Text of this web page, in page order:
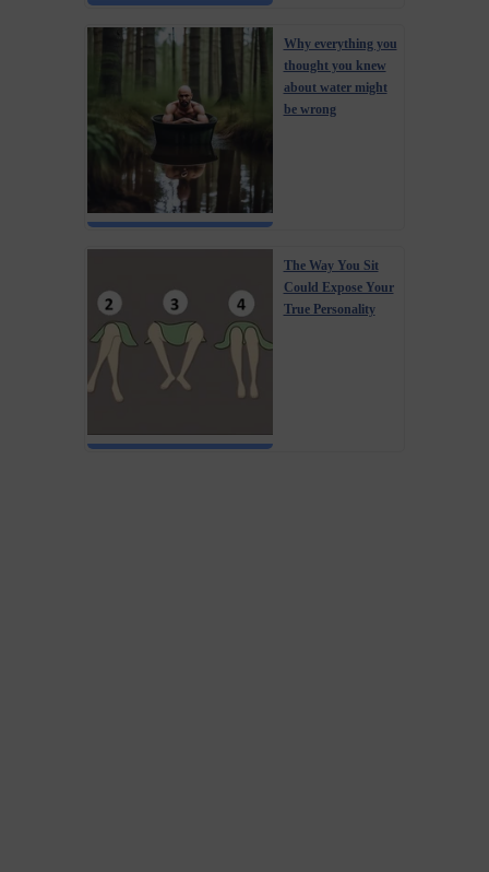
Why everything you
thought you knew
about water might
be wrong
The Way You Sit
Could Expose Your
True Personality